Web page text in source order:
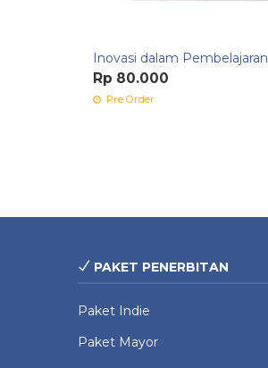
Inovasi dalam Pembelajaran
Rp 80.000
Pre Order
PAKET PENERBITAN
Paket Indie
Paket Mayor